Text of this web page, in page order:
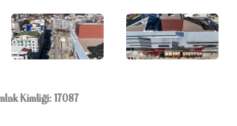
Kimliği: 17087